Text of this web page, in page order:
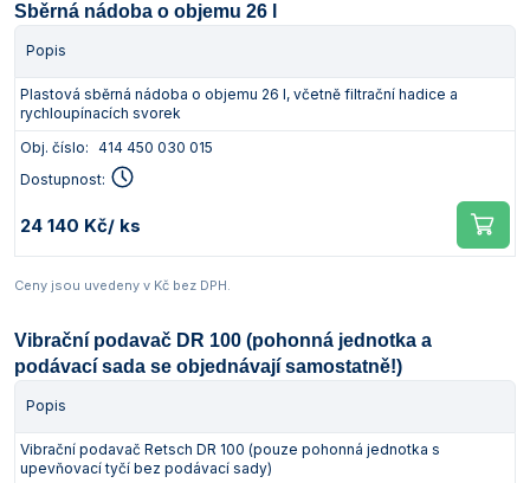
Sběrná nádoba o objemu 26 l
Popis
Plastová sběrná nádoba o objemu 26 l, včetně filtrační hadice a
rychloupínacích svorek
Obj. číslo: 414 450 030 015
Dostupnost:
24 140 Kč/ ks
Ceny jsou uvedeny v Kč bez DPH.
Vibrační podavač DR 100 (pohonná jednotka a
podávací sada se objednávají samostatně!)
Popis
Vibrační podavač Retsch DR 100 (pouze pohonná jednotka s
upevňovací tyčí bez podávací sady)